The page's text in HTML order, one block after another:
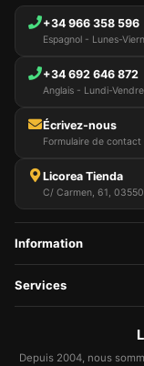
+34 966 358 596
Espagnol - Lunes-
+34 692 646 872
Anglais - Lundi-
Écrivez-nous
Formulaire de contact
Licorea Tienda
C/ Carmen, 61,
Information
Services
Depuis 2004, nous